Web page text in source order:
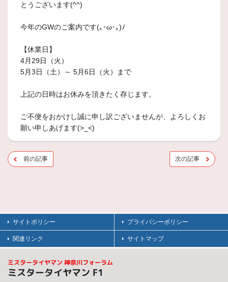
とうございます(^^)
今年のGWのご案内です(｡･ω･｡)ﾉ
【休業日】
4月29日（火）
5月3日（土）～ 5月6日（火）まで
上記の日時はお休みを頂きたく存じます。
ご不便をおかけし誠に申し訳ございませんが、よろしくお
願い申しあげます(>_<)
前の記事 次の記事
サイトポリシー プライバシーポリシー
関連リンク サイトマップ
ミスタータイヤマン 神奈川フォーラム
ミスタータイヤマン F1